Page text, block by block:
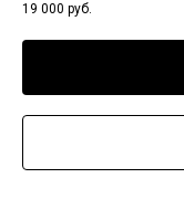
19 000 руб.